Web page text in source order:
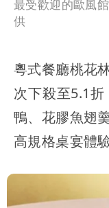
最受歡迎的歐風
供
粵式餐廳桃花
次下殺至5.1
鴨、花膠魚翅
高規格桌宴體驗